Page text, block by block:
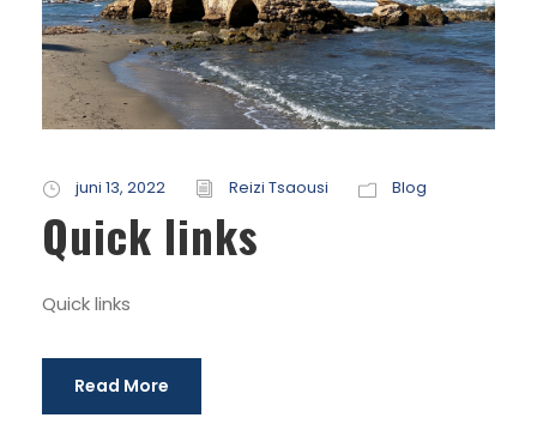
juni 13, 2022 Reizi Tsaousi Blog
Quick links
Quick links
Read More